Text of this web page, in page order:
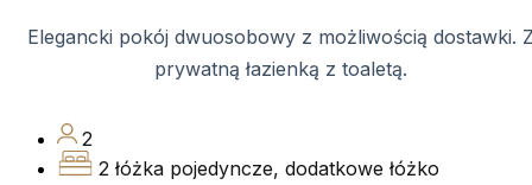
Elegancki pokój dwuosobowy z możliwością dostawki.
prywatną łazienką z toaletą.
2
2 łóżka pojedyncze, dodatkowe łóżko